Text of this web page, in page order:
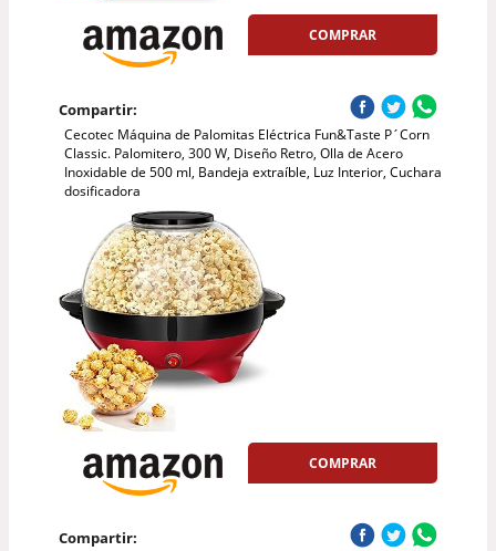
COMPRAR
Compartir:
Cecotec Máquina de Palomitas Eléctrica Fun&Taste P´Corn
Classic. Palomitero, 300 W, Diseño Retro, Olla de Acero
Inoxidable de 500 ml, Bandeja extraíble, Luz Interior, Cuchara
dosificadora
COMPRAR
Compartir: